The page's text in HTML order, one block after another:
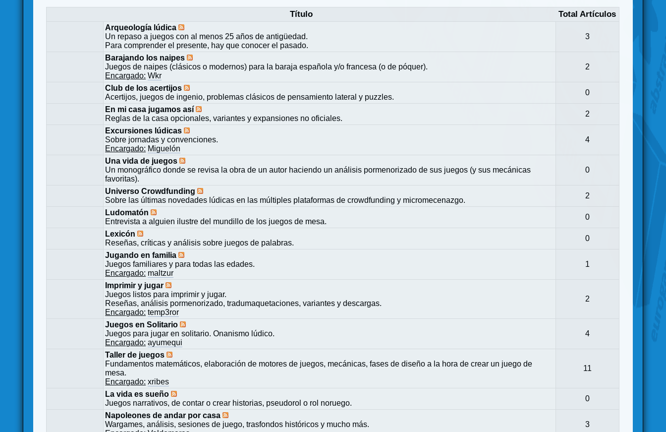
Título Total Artículos
Arqueología lúdica
Un repaso a juegos con al menos 25 años de antigüedad.
Para comprender el presente, hay que conocer el pasado.
3
Barajando los naipes
Juegos de naipes (clásicos o modernos) para la baraja española y/o francesa (o de póquer).
Encargado: Wkr
2
Club de los acertijos
Acertijos, juegos de ingenio, problemas clásicos de pensamiento lateral y puzzles.
0
En mi casa jugamos así
Reglas de la casa opcionales, variantes y expansiones no oficiales.
2
Excursiones lúdicas
Sobre jornadas y convenciones.
Encargado: Miguelón
4
Una vida de juegos
Un monográfico donde se revisa la obra de un autor haciendo un análisis pormenorizado de sus juegos (y sus mecánicas
favoritas).
0
Universo Crowdfunding
Sobre las últimas novedades lúdicas en las múltiples plataformas de crowdfunding y micromecenazgo.
2
Ludomatón
Entrevista a alguien ilustre del mundillo de los juegos de mesa.
0
Lexicón
Reseñas, críticas y análisis sobre juegos de palabras.
0
Jugando en familia
Juegos familiares y para todas las edades.
Encargado: maltzur
1
Imprimir y jugar
Juegos listos para imprimir y jugar.
Reseñas, análisis pormenorizado, tradumaquetaciones, variantes y descargas.
Encargado: temp3ror
2
Juegos en Solitario
Juegos para jugar en solitario. Onanismo lúdico.
Encargado: ayumequi
4
Taller de juegos
Fundamentos matemáticos, elaboración de motores de juegos, mecánicas, fases de diseño a la hora de crear un juego de
mesa.
Encargado: xribes
11
La vida es sueño
Juegos narrativos, de contar o crear historias, pseudorol o rol noruego.
0
Napoleones de andar por casa
Wargames, análisis, sesiones de juego, trasfondos históricos y mucho más.
3